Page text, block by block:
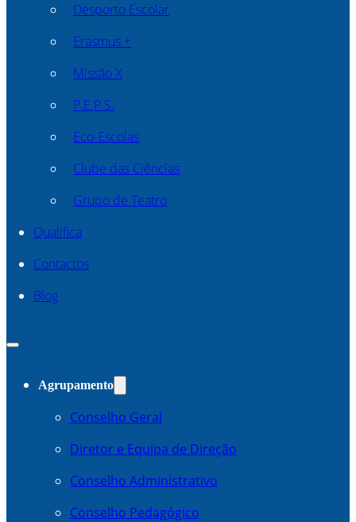
Desporto Escolar
Erasmus +
Missão X
P.E.P.S.
Eco-Escolas
Clube das Ciências
Grupo de Teatro
Qualifica
Contactos
Blog
Agrupamento
Conselho Geral
Diretor e Equipa de Direção
Conselho Administrativo
Conselho Pedagógico